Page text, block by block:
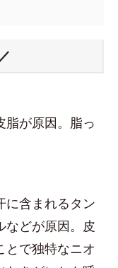
脂が原因。脂っ
に含まれるタン
などが原因。皮
とで独特なニオ